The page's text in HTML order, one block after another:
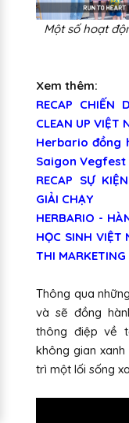
Một số hoạt
Xem thêm:
RECAP CHIẾN
CLEAN UP VIỆT
Herbario đồng
Saigon Vegfest
RECAP SỰ
GIẢI CHẠY
HERBARIO -
HỌC SINH VIỆT
THI MARKETING
Thông qua
và sẽ đồng
thông điệp về
không gian
trì một lối sống